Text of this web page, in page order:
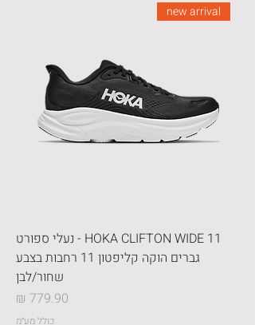
new arrival
HOKA CLIFTON WIDE 11 - נעלי ספורט
גברים הוקה קליפטון 11 רחבות בצבע
שחור/לבן
מחיר
כולל מע״מ